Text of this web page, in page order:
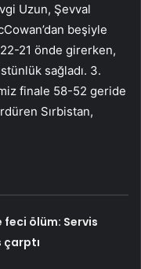
Uzun, Şevval
beşiyle
22-21 önde girerken,
sağladı. 3.
finale 58-52 geride
Sırbistan,
feci ölüm: Servis